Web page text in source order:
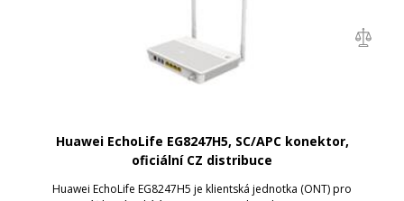
Huawei EchoLife EG8247H5, SC/APC konektor,
oficiální CZ distribuce
Huawei EchoLife EG8247H5 je klientská jednotka (ONT) pro